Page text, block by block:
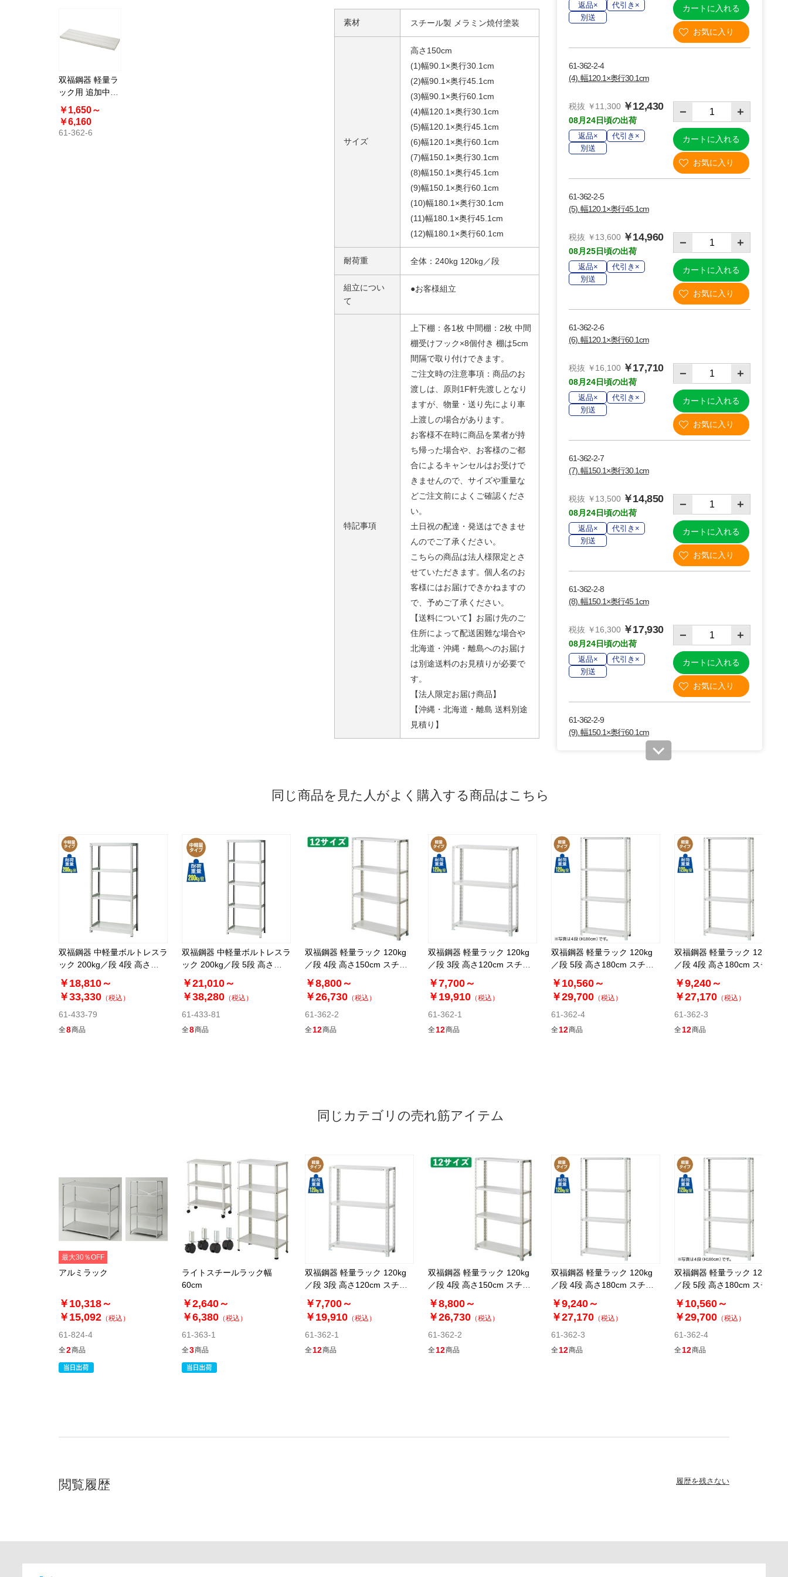
双福鋼器 軽量ラ
ック用 追加中間
棚 スチール製
￥1,650～
￥6,160
61-362-6
素材 スチール製 メラミン焼付塗装
サイズ
高さ150cm
(1)幅90.1×奥行30.1cm
(2)幅90.1×奥行45.1cm
(3)幅90.1×奥行60.1cm
(4)幅120.1×奥行30.1cm
(5)幅120.1×奥行45.1cm
(6)幅120.1×奥行60.1cm
(7)幅150.1×奥行30.1cm
(8)幅150.1×奥行45.1cm
(9)幅150.1×奥行60.1cm
(10)幅180.1×奥行30.1cm
(11)幅180.1×奥行45.1cm
(12)幅180.1×奥行60.1cm
耐荷重 全体：240kg 120kg／段
組立につい
て
●お客様組立
特記事項
上下棚：各1枚 中間棚：2枚 中間
棚受けフック×8個付き 棚は5cm
間隔で取り付けできます。
ご注文時の注意事項：商品のお
渡しは、原則1F軒先渡しとなり
ますが、物量・送り先により車
上渡しの場合があります。
お客様不在時に商品を業者が持
ち帰った場合や、お客様のご都
合によるキャンセルはお受けで
きませんので、サイズや重量な
どご注文前によくご確認くださ
い。
土日祝の配達・発送はできませ
んのでご了承ください。
こちらの商品は法人様限定とさ
せていただきます。個人名のお
客様にはお届けできかねますの
で、予めご了承ください。
【送料について】お届け先のご
住所によって配送困難な場合や
北海道・沖縄・離島へのお届け
は別途送料のお見積りが必要で
す。
【法人限定お届け商品】
【沖縄・北海道・離島 送料別途
見積り】
返品×
代引き×
別送
カートに入れる
61-362-2-4
(4). 幅120.1×奥行30.1cm
税抜 ￥11,300 ￥12,430
08月24日頃の出荷
返品×
代引き×
別送
カートに入れる
61-362-2-5
(5). 幅120.1×奥行45.1cm
税抜 ￥13,600 ￥14,960
08月25日頃の出荷
返品×
代引き×
別送
カートに入れる
61-362-2-6
(6). 幅120.1×奥行60.1cm
税抜 ￥16,100 ￥17,710
08月24日頃の出荷
返品×
代引き×
別送
カートに入れる
61-362-2-7
(7). 幅150.1×奥行30.1cm
税抜 ￥13,500 ￥14,850
08月24日頃の出荷
返品×
代引き×
別送
カートに入れる
61-362-2-8
(8). 幅150.1×奥行45.1cm
税抜 ￥16,300 ￥17,930
08月24日頃の出荷
返品×
代引き×
別送
カートに入れる
61-362-2-9
(9). 幅150.1×奥行60.1cm
￥22,770
61-362-2-10
(10). 幅180.1×奥行30.1cm
税抜 ￥15,100 ￥16,610
08月24日頃の出荷
返品×
代引き×
別送
カートに入れる
61-362-2-11
(11). 幅180.1×奥行45.1cm
08月24日頃の出荷
￥26,730
08月24日頃の出荷
返品×
代引き×
別送
カートに入れる
同じ商品を見た人がよく購入する商品はこちら
双福鋼器 中軽量ボルトレスラ
ック 200kg／段 4段 高さ
180cm
￥18,810～
￥33,330 （税込）
61-433-79
全8商品
双福鋼器 中軽量ボルトレスラ
ック 200kg／段 5段 高さ
180cm
￥21,010～
￥38,280 （税込）
61-433-81
全8商品
双福鋼器 軽量ラック 120kg
／段 4段 高さ150cm スチー
ル製
￥8,800～
￥26,730 （税込）
61-362-2
全12商品
双福鋼器 軽量ラック 120kg
／段 3段 高さ120cm スチー
ル製
￥7,700～
￥19,910 （税込）
61-362-1
全12商品
双福鋼器 軽量ラック 120kg
／段 5段 高さ180cm スチー
ル製
￥10,560～
￥29,700 （税込）
61-362-4
全12商品
双福鋼器 軽量ラック 120kg
／段 4段 高さ180cm スチー
ル製
￥9,240～
￥27,170 （税込）
61-362-3
全12商品
同じカテゴリの売れ筋アイテム
最大30％OFF
アルミラック
￥10,318～
￥15,092 （税込）
61-824-4
全2商品
ライトスチールラック幅
60cm
￥2,640～
￥6,380 （税込）
61-363-1
全3商品
双福鋼器 軽量ラック 120kg
／段 3段 高さ120cm スチー
ル製
￥7,700～
￥19,910 （税込）
61-362-1
全12商品
双福鋼器 軽量ラック 120kg
／段 4段 高さ150cm スチー
ル製
￥8,800～
￥26,730 （税込）
61-362-2
全12商品
双福鋼器 軽量ラック 120kg
／段 4段 高さ180cm スチー
ル製
￥9,240～
￥27,170 （税込）
61-362-3
全12商品
双福鋼器 軽量ラック 120kg
／段 5段 高さ180cm スチー
ル製
￥10,560～
￥29,700 （税込）
61-362-4
全12商品
閲覧履歴 履歴を残さない